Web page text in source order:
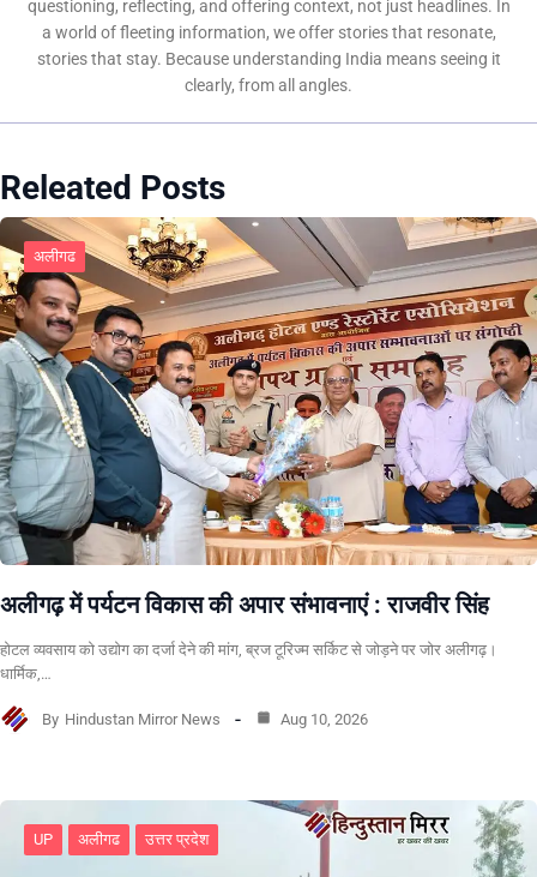
questioning, reflecting, and offering context, not just headlines. In
a world of fleeting information, we offer stories that resonate,
stories that stay. Because understanding India means seeing it
clearly, from all angles.
Releated Posts
अलीगढ
अलीगढ़ में पर्यटन विकास की अपार संभावनाएं : राजवीर सिंह
होटल व्यवसाय को उद्योग का दर्जा देने की मांग, ब्रज टूरिज्म सर्किट से जोड़ने पर जोर अलीगढ़।
धार्मिक,…
By Hindustan Mirror News Aug 10, 2026
UP अलीगढ उत्तर प्रदेश